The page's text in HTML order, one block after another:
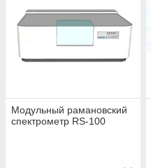
Модульный рамановский
спектрометр RS-100